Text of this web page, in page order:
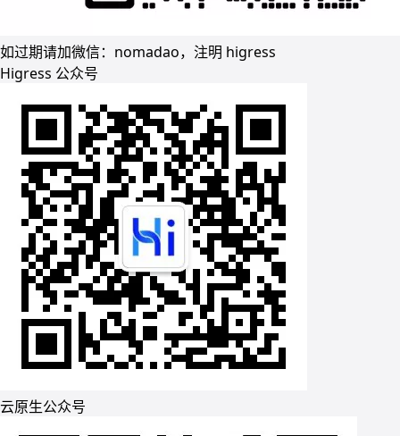
如过期请加微信：nomadao，注明 higress
Higress 公众号
云原生公众号